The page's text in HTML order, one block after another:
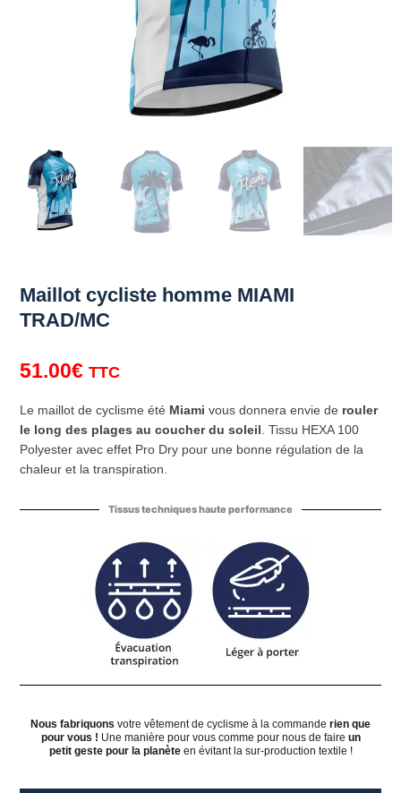
Maillot cycliste homme MIAMI
TRAD/MC
51.00€ TTC
Le maillot de cyclisme été Miami vous donnera envie de rouler
le long des plages au coucher du soleil. Tissu HEXA 100
Polyester avec effet Pro Dry pour une bonne régulation de la
chaleur et la transpiration.
Tissus techniques haute performance
Nous fabriquons votre vêtement de cyclisme à la commande rien que
pour vous ! Une manière pour vous comme pour nous de faire un
petit geste pour la planèteen évitant la sur-production textile !